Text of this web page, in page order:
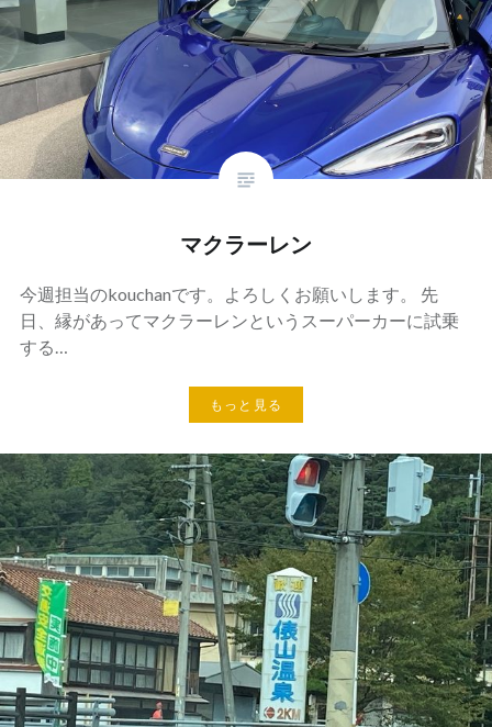
マクラーレン
今週担当のkouchanです。よろしくお願いします。 先
日、縁があってマクラーレンというスーパーカーに試乗
する…
もっと見る